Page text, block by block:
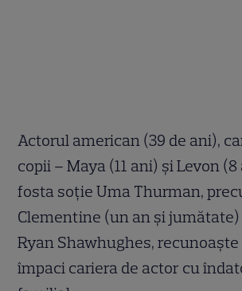
Actorul american (39 de ani),
copii – Maya (11 ani) şi Levon
fosta soţie Uma Thurman,
Clementine (un an şi
Ryan Shawhughes, recunoaşte
împaci cariera de actor cu